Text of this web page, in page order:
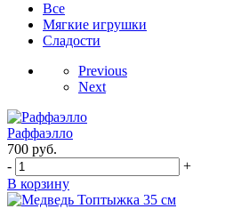
Все
Мягкие игрушки
Сладости
Previous
Next
Раффаэлло
700 руб.
-
+
В корзину